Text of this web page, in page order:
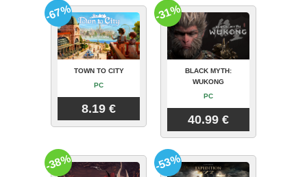
TOWN TO CITY
PC
8.19 €
-67%
BLACK MYTH:
WUKONG
PC
40.99 €
-31%
-38% -53%